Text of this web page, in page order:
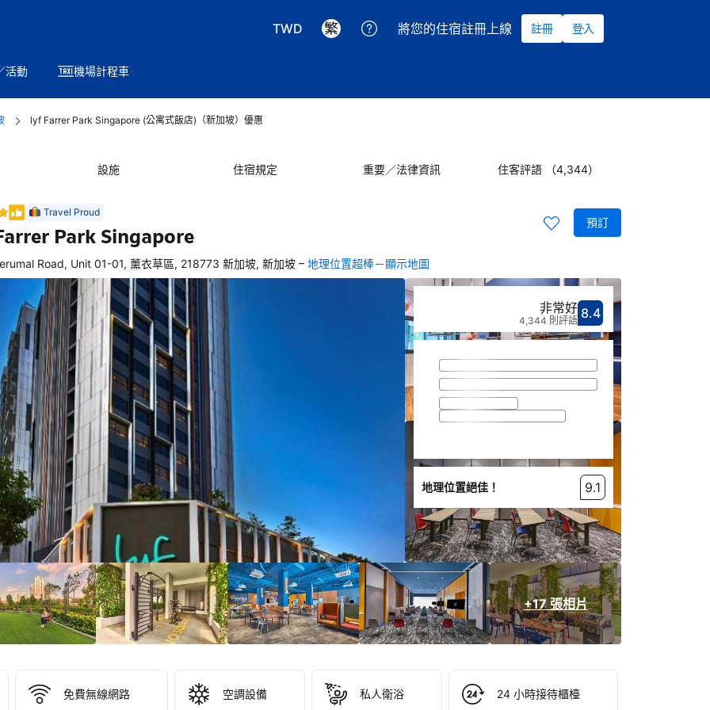
TWD 將您的住宿註冊上線 註冊 登入
活動 機場計程車
lyf Farrer Park Singapore (公寓式飯店)（新加坡）優惠
設施 住宿規定 重要／法律資訊 住客評語 （4,344）
預訂
Travel Proud
Park Singapore
Road, Unit 01-01, 薰衣草區, 218773 新加坡, 新加坡
！
– 地理位置超棒－顯示地圖
+17 張相片
分數8.4分
8.4評比非常好
非常好
4,344 則評語
地理位置絕佳！ 9.1
免費無線網路 空調設備 私人衛浴 24 小時接待櫃檯